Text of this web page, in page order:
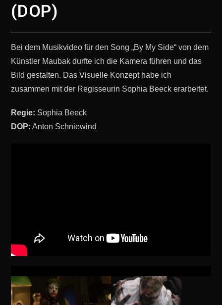
(DOP)
Bei dem Musikvideo für den Song „By My Side“ von dem
Künstler Maubak durfte ich die Kamera führen und das
Bild gestalten. Das Visuelle Konzept habe ich
zusammen mit der Regisseurin Sophia Beeck erarbeitet.
Regie: Sophia Beeck
DOP: Anton Schniewind